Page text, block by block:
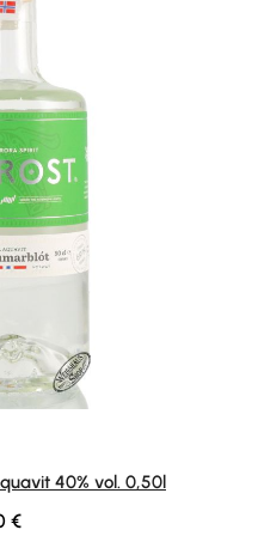
40% vol. 0,50l
Preis:
€